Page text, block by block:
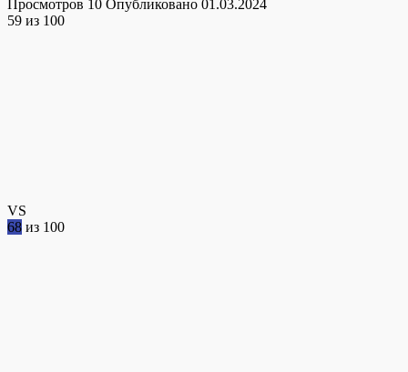
Просмотров 10 Опубликовано 01.03.2024
59 из 100
VS
68 из 100